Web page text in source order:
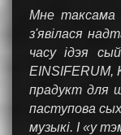
Мне таксама
з'явілася
часу ідэя
EINSIFERUM,
прадукт для
паступова
музыкі. І «у